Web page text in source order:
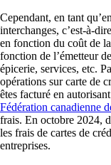
Cependant, en tant
interchanges, c’est-à-
en fonction du coût de
fonction de l’émetteur
épicerie, services, etc.
opérations sur carte de
êtes facturé en
Fédération canadienne
frais. En octobre 2024,
les frais de cartes de
entreprises.